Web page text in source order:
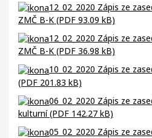
12_02_2020 Zápis ze
ZMČ B-K (PDF 93.09 kB)
12_02_2020 Zápis ze
ZMČ B-K (PDF 36.98 kB)
10_02_2020 Zápis ze
(PDF 201.83 kB)
06_02_2020 Zápis ze
kulturní (PDF 142.27 kB)
05_02_2020 Zápis ze